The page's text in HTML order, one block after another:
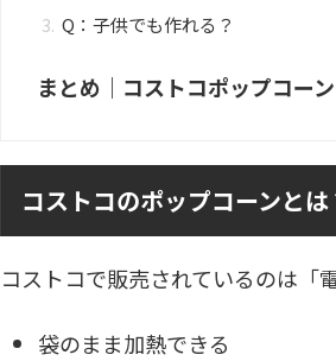
Q：子供でも作れる？
まとめ｜コストコポップコー
コストコのポップコーンとは
コストコで販売されているのは「
袋のまま加熱できる